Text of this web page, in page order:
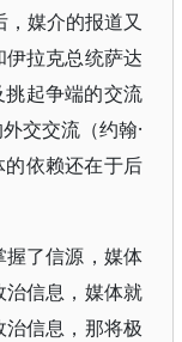
媒介的报道又
拉克总统萨达
挑起争端的交流
交交流（约翰·
依赖还在于后
了信源，媒体
信息，媒体就
信息，那将极